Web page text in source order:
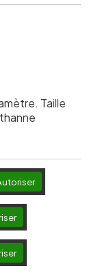
Taille